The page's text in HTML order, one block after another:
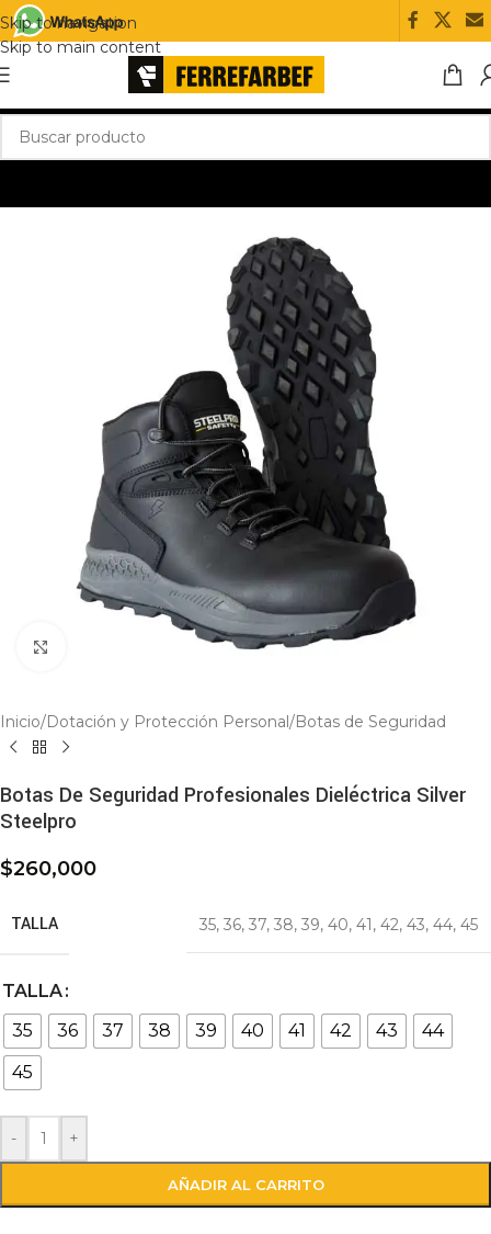
Skip to navigation
Skip to main content
Inicio/Dotación y Protección Personal/Botas de Seguridad
Botas De Seguridad Profesionales Dieléctrica Silver
Steelpro
$260,000
TALLA 35, 36, 37, 38, 39, 40, 41, 42, 43, 44, 45
TALLA
35
36 37 38 39 40 41 42 43
44
45
- +
AÑADIR AL CARRITO